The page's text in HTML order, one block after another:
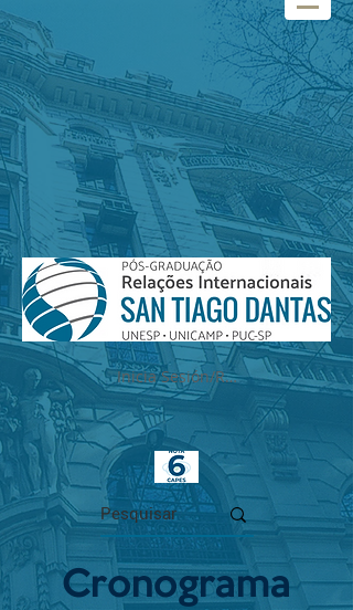
Inicia Sesión/Regístrate
Cronograma